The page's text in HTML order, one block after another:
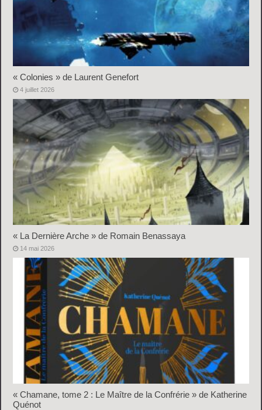
« Colonies » de Laurent Genefort
4 juillet 2026
« La Dernière Arche » de Romain Benassaya
14 mai 2026
« Chamane, tome 2 : Le Maître de la Confrérie » de Katherine
Quénot